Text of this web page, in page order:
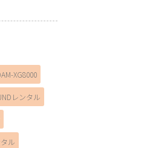
XG8000
レンタル
ル